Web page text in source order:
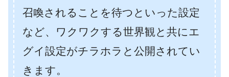
召喚されることを待つといった設定
など、ワクワクする世界観と共にエ
グイ設定がチラホラと公開されてい
きます。